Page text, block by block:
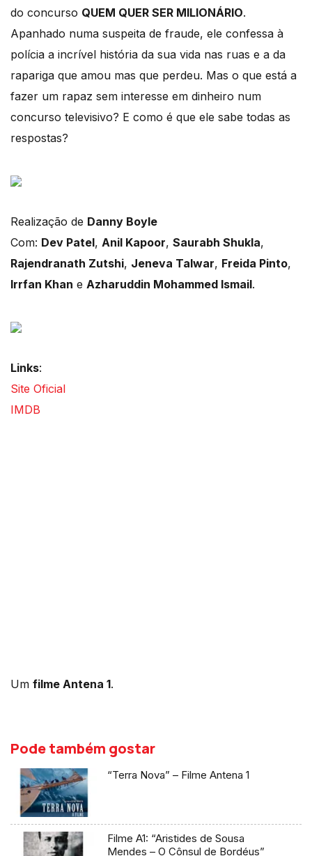
do concurso QUEM QUER SER MILIONÁRIO.
Apanhado numa suspeita de fraude, ele confessa à
polícia a incrível história da sua vida nas ruas e a da
rapariga que amou mas que perdeu. Mas o que está a
fazer um rapaz sem interesse em dinheiro num
concurso televisivo? E como é que ele sabe todas as
respostas?
Realização de Danny Boyle
Com: Dev Patel, Anil Kapoor, Saurabh Shukla,
Rajendranath Zutshi, Jeneva Talwar, Freida Pinto,
Irrfan Khan e Azharuddin Mohammed Ismail.
Links:
Site Oficial
IMDB
Um filme Antena 1.
Pode também gostar
“Terra Nova” – Filme Antena 1
Filme A1: “Aristides de Sousa
Mendes – O Cônsul de Bordéus”